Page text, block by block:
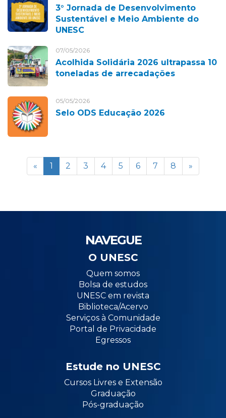
3° Jornada de Desenvolvimento
Sustentável e Meio Ambiente do
UNESC
07/05/2026
Acolhida Solidária 2026 ultrapassa 10
toneladas de arrecadações
05/05/2026
Selo ODS Educação 2026
« 1 2 3 4 5 6 7 8 »
NAVEGUE
O UNESC
Quem somos
Bolsa de estudos
UNESC em revista
Biblioteca/Acervo
Serviços à Comunidade
Portal de Privacidade
Egressos
Estude no UNESC
Cursos Livres e Extensão
Graduação
Pós-graduação